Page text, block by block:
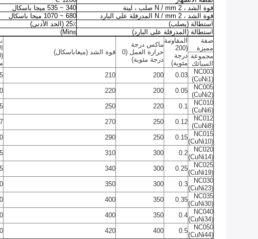
قوة الشد ، N / mm 2 صلب ، لينة
340 ~ 535 ميجا باسكال
قوة الشد ، N / mm 2 المدرفلة على البارد
680 ~ 1070 ميجا باسكال
استطالة (يصلب)
25٪ (الحد الأدنى)
استطالة (المدرفلة على البارد)
≥Min)
صفة
مميزة
المقاومة
(200
درجة
مئوية)
ماكس درجة
حرارة العمل (0
درجة مئوية)
قوة الشد (ميغاباسكال)
مجموعة
السبائك
NC003
(CuNi1)
0.03
200
210
NC005
(CuNi2)
0.05
200
220
NC010
(CuNi6)
0.1
220
250
NC012
(CuNi8)
0.12
250
270
NC015
(CuNi10)
0.15
250
290
NC020
(CuNi14)
0.2
300
310
NC025
(CuNi19)
0.25
300
340
NC030
(CuNi23)
0.3
300
350
NC035
(CuNi30)
0.35
350
400
NC040
(CuNi34)
0.4
350
400
NC050
(CuNi44)
0.5
400
420